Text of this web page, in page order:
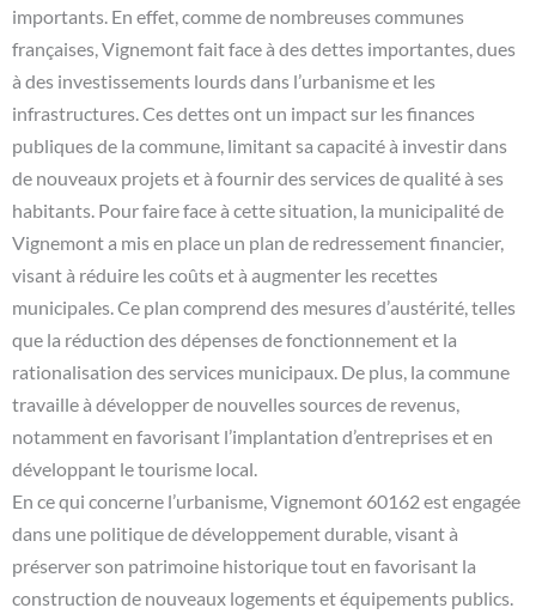
importants. En effet, comme de nombreuses communes
françaises, Vignemont fait face à des dettes importantes, dues
à des investissements lourds dans l’urbanisme et les
infrastructures. Ces dettes ont un impact sur les finances
publiques de la commune, limitant sa capacité à investir dans
de nouveaux projets et à fournir des services de qualité à ses
habitants. Pour faire face à cette situation, la municipalité de
Vignemont a mis en place un plan de redressement financier,
visant à réduire les coûts et à augmenter les recettes
municipales. Ce plan comprend des mesures d’austérité, telles
que la réduction des dépenses de fonctionnement et la
rationalisation des services municipaux. De plus, la commune
travaille à développer de nouvelles sources de revenus,
notamment en favorisant l’implantation d’entreprises et en
développant le tourisme local.
En ce qui concerne l’urbanisme, Vignemont 60162 est engagée
dans une politique de développement durable, visant à
préserver son patrimoine historique tout en favorisant la
construction de nouveaux logements et équipements publics.